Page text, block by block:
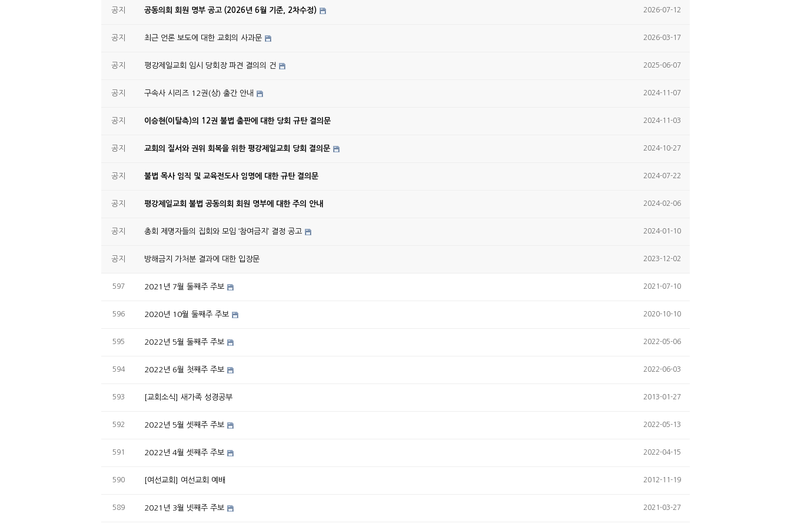
공지 공동의회 회원 명부 공고 (2026년 6월 기준, 2차수정) 2026-07-12
공지 최근 언론 보도에 대한 교회의 사과문 2026-03-17
공지 평강제일교회 임시 당회장 파견 결의의 건 2025-06-07
공지 구속사 시리즈 12권(상) 출간 안내 2024-11-07
공지 이승현(이탈측)의 12권 불법 출판에 대한 당회 규탄 결의문 2024-11-03
공지 교회의 질서와 권위 회복을 위한 평강제일교회 당회 결의문 2024-10-27
공지 불법 목사 임직 및 교육전도사 임명에 대한 규탄 결의문 2024-07-22
공지 평강제일교회 불법 공동의회 회원 명부에 대한 주의 안내 2024-02-06
공지 총회 제명자들의 집회와 모임 ‘참여금지’ 결정 공고 2024-01-10
공지 방해금지 가처분 결과에 대한 입장문 2023-12-02
597 2021년 7월 둘째주 주보 2021-07-10
596 2020년 10월 둘째주 주보 2020-10-10
595 2022년 5월 둘째주 주보 2022-05-06
594 2022년 6월 첫째주 주보 2022-06-03
593 [교회소식] 새가족 성경공부 2013-01-27
592 2022년 5월 셋째주 주보 2022-05-13
591 2022년 4월 셋째주 주보 2022-04-15
590 [여선교회] 여선교회 예배 2012-11-19
589 2021년 3월 넷째주 주보 2021-03-27